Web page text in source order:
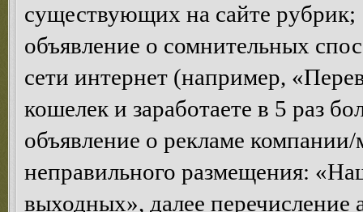
существующих на сайте рубрик;
объявление о сомнительных
сети интернет (например,
кошелек и заработаете в 5 раз
объявление о рекламе
неправильного размещения:
выходных», далее перечисление